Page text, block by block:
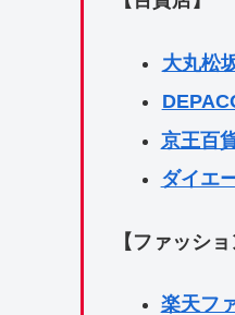
大丸松
京王百
ダイエ
【ファッシ
楽天フ